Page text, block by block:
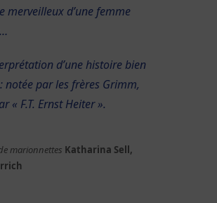
merveilleux d’une femme
d’une histoire bien
notée par les frères Grimm,
« F.T. Ernst Heiter ».
marionnettes Katharina Sell,